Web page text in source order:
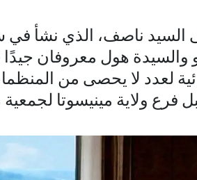
السيد ناصف، الذي نشأ
والسيدة هول معروفان
لعدد لا يحصى من
ولاية مينيسوتا لجمعية